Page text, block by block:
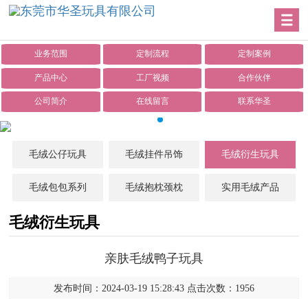
业务范围 定制流程 定制案例
产品中心 工厂视频 合作伙伴
公司简介 在线留言 联系华圣
毛绒公仔玩具 毛绒挂件吊饰 毛绒衍生玩具
毛绒包包系列 毛绒抱枕颈枕 实用毛绒产品
毛绒衍生玩具
亲肤毛绒鸭子玩具
发布时间：2024-03-19 15:28:43 点击次数：1956